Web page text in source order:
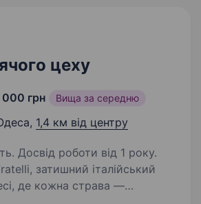
цеху
000 грн Вища за середню
1,4 км від центру
Досвід роботи від 1 року.
затишний італійський
де кожна страва —